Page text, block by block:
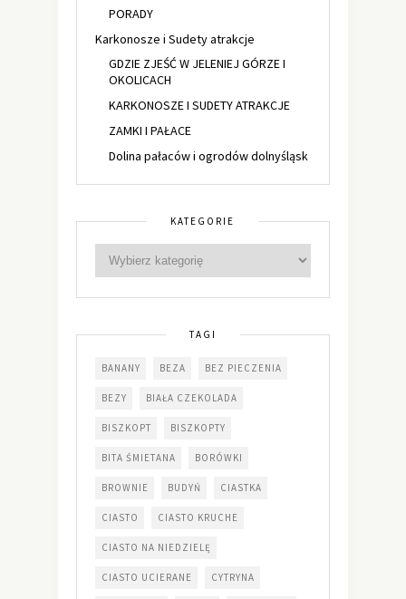
PORADY
Karkonosze i Sudety atrakcje
GDZIE ZJEŚĆ W JELENIEJ GÓRZE I
OKOLICACH
KARKONOSZE I SUDETY ATRAKCJE
ZAMKI I PAŁACE
Dolina pałaców i ogrodów dolnyśląsk
KATEGORIE
TAGI
BANANY BEZA BEZ PIECZENIA
BEZY BIAŁA CZEKOLADA
BISZKOPT BISZKOPTY
BITA ŚMIETANA BORÓWKI
BROWNIE BUDYŃ CIASTKA
CIASTO CIASTO KRUCHE
CIASTO NA NIEDZIELĘ
CIASTO UCIERANE CYTRYNA